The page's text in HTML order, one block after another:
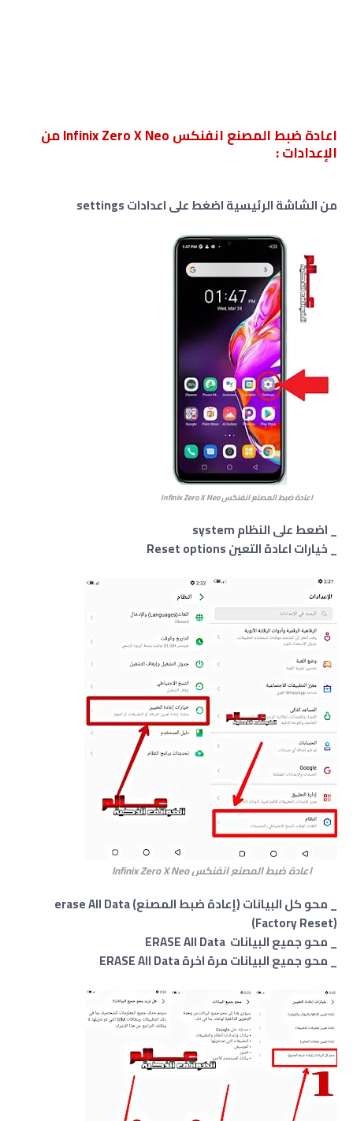
اعادة ضبط المصنع انفنكس Infinix Zero X Neo من
الإعدادات :
من الشاشة الرئيسية اضغط على اعدادات settings
اعادة ضبط المصنع انفنكس Infinix ZeroX Neo
_ اضعط على النظام system
_ خيارات اعادة التعين Reset options
اعادة ضبط المصنع انفنكس Infinix Zero X Neo
_ محو كل البيانات (إعادة ضبط المصنع) erase All Data
(Factory Reset)
_ محو جميع البيانات ERASE All Data
_ محو جميع البيانات مرة اخرة ERASE All Data